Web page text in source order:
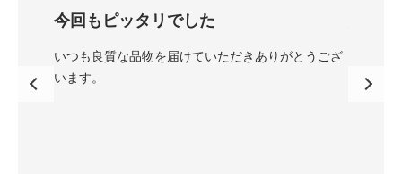
今回もピッタリでした
いつも良質な品物を届けていただきありがとうござ
います。